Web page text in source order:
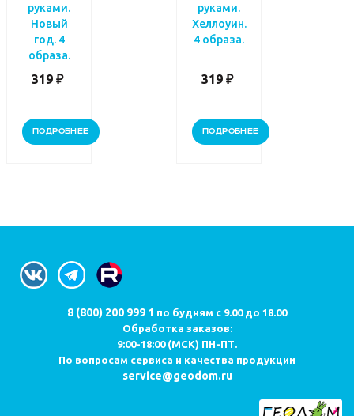
руками.
Новый
год. 4
образа.
319 ₽
ПОДРОБНЕЕ
руками.
Хеллоуин.
4 образа.
319 ₽
ПОДРОБНЕЕ
8 (800) 200 999 1 по будням с 9.00 до 18.00
Обработка заказов:
9:00-18:00 (МСК) ПН-ПТ.
По вопросам сервиса и качества продукции
service@geodom.ru